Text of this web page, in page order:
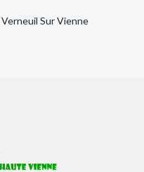
Sur Vienne